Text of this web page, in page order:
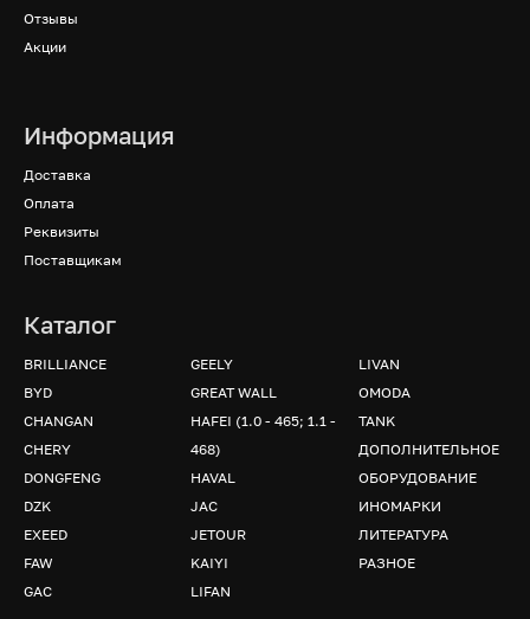
Отзывы
Акции
Информация
Доставка
Оплата
Реквизиты
Поставщикам
Каталог
BRILLIANCE
BYD
CHANGAN
CHERY
DONGFENG
DZK
EXEED
FAW
GAC
GEELY
GREAT WALL
HAFEI (1.0 - 465; 1.1 -
468)
HAVAL
JAC
JETOUR
KAIYI
LIFAN
LIVAN
OMODA
TANK
ДОПОЛНИТЕЛЬНОЕ
ОБОРУДОВАНИЕ
ИНОМАРКИ
ЛИТЕРАТУРА
РАЗНОЕ